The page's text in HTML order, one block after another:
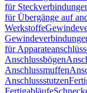
für
für Übergänge auf
Werkstoffe
für
Anschlussbögen
Anschlussmuffen
Anschlussstutzen
Fertigabläufe